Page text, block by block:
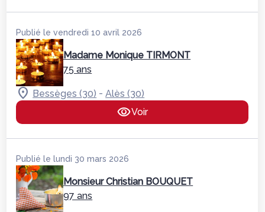
Publié le vendredi 10 avril 2026
Madame Monique TIRMONT
75 ans
Bessèges (30) - Alès (30)
Voir
Publié le lundi 30 mars 2026
Monsieur Christian BOUQUET
97 ans